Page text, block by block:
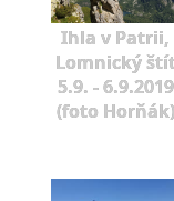
Ihla v Patrii,
Lomnický
5.9. - 6.9.2019
(foto Horňák)